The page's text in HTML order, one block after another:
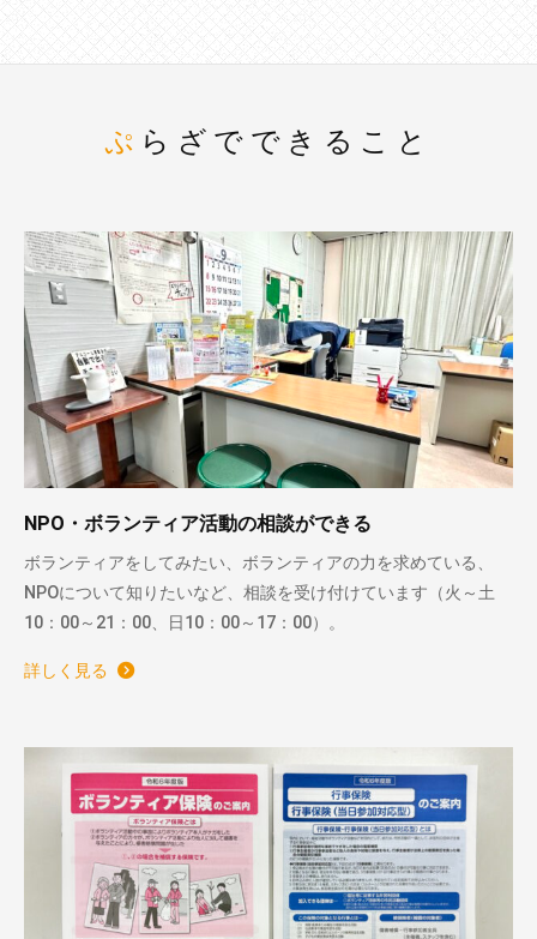
ぷらざでできること
NPO・ボランティア活動の相談ができる
ボランティアをしてみたい、ボランティアの力を求めている、
NPOについて知りたいなど、相談を受け付けています（火～土
10：00～21：00、日10：00～17：00）。
詳しく見る